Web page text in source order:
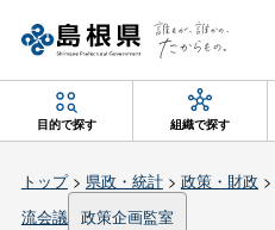
目的で探す 組織で探す
トップ> 県政・統計> 政策・財政 >
流会議 政策企画監室